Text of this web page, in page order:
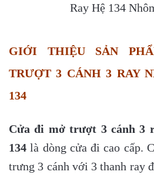
Ray Hệ 134
GIỚI THIỆU SẢN
TRƯỢT 3 CÁNH 3 RAY
134
Cửa đi mở trượt 3 cánh 3
134 là dòng cửa đi cao cấp.
trưng 3 cánh với 3 thanh ray